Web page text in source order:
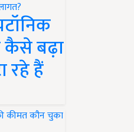
कैसे बढ़ा
रहे हैं